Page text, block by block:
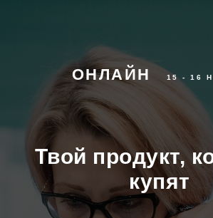
ОНЛАЙН 15 - 16
Твой продукт,
купят